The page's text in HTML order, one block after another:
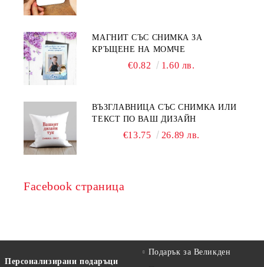
МАГНИТ СЪС СНИМКА ЗА
КРЪЩЕНЕ НА МОМЧЕ
€0.82 1.60 лв.
ВЪЗГЛАВНИЦА СЪС СНИМКА ИЛИ
ТЕКСТ ПО ВАШ ДИЗАЙН
€13.75 26.89 лв.
Facebook страница
Персонализирани подаръци
Подарък за Великден